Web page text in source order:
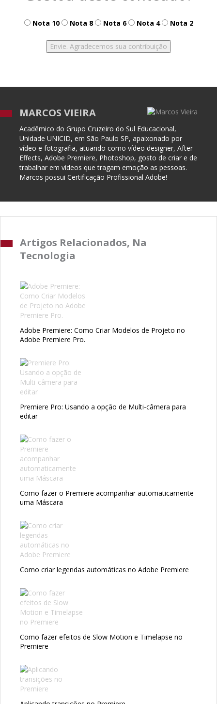
Nota 10 Nota 8 Nota 6 Nota 4 Nota 2
MARCOS VIEIRA
Acadêmico do Grupo Cruzeiro do Sul Educacional,
Unidade UNICID, em São Paulo SP, apaixonado por
vídeo e fotografia, atuando como vídeo designer, After
Effects, Adobe Premiere, Photoshop, gosto de criar e de
trabalhar em vídeos que tragam emoção as pessoas.
Marcos possui Certificação Profissional Adobe!
Artigos Relacionados, Na
Tecnologia
Adobe Premiere: Como Criar Modelos de Projeto no
Adobe Premiere Pro.
Premiere Pro: Usando a opção de Multi-câmera para
editar
Como fazer o Premiere acompanhar automaticamente
uma Máscara
Como criar legendas automáticas no Adobe Premiere
Como fazer efeitos de Slow Motion e Timelapse no
Premiere